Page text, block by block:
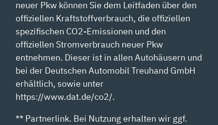
neuer Pkw können Sie dem Leitfaden über den
offiziellen Kraftstoffverbrauch, die offiziellen
spezifischen CO2-Emissionen und den
offiziellen Stromverbrauch neuer Pkw
entnehmen. Dieser ist in allen Autohäusern und
bei der Deutschen Automobil Treuhand GmbH
erhältlich, sowie unter
https://www.dat.de/co2/.
** Partnerlink. Bei Nutzung erhalten wir ggf.